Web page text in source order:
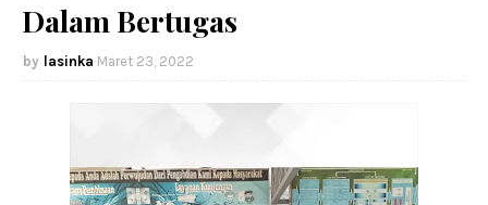
Dalam Bertugas
lasinka Maret 23, 2022